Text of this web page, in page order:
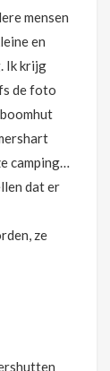
mensen
en
Ik krijg
de foto
camping…
dat er
ze